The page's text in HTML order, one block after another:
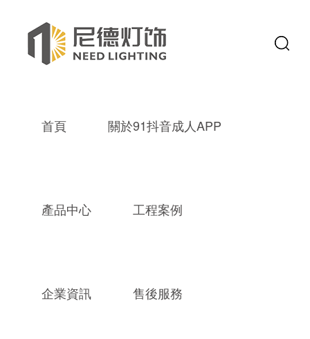
首頁 關於91抖音成人APP
產品中心 工程案例
企業資訊 售後服務
導讀：工程燈具的製作流程和工藝都是跟常規的燈具是一樣的，不
工程燈具的製作流程步驟和工藝都是跟常規的燈具是一樣的，不過工程燈